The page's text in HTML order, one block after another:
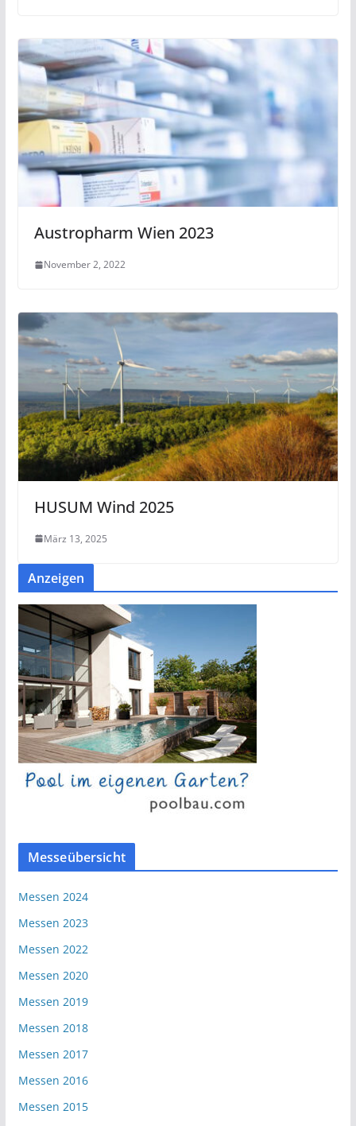
Austropharm Wien 2023
November 2, 2022
HUSUM Wind 2025
März 13, 2025
Anzeigen
Messeübersicht
Messen 2024
Messen 2023
Messen 2022
Messen 2020
Messen 2019
Messen 2018
Messen 2017
Messen 2016
Messen 2015